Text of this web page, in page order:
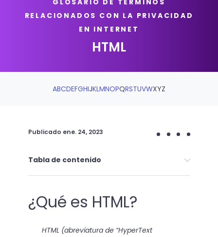
GLOSARIO DE TÉRMINOS
RELACIONADOS CON LA PRIVACIDAD
EN INTERNET
HTML
ABCDEFGHIJKLMNOPQRSTUVWXYZ
Publicado ene. 24, 2023
Tabla de contenido
¿Qué es HTML?
HTML (abreviatura de “HyperText